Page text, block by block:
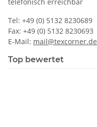
Tel: +49 (0) 5132 8230689
Fax: +49 (0) 5132 8230693
E-Mail: mail@texcorner.de
Top bewertet